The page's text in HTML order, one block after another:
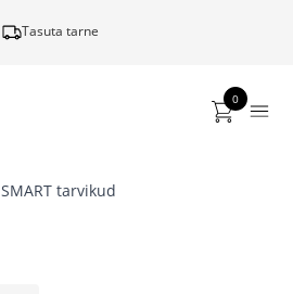
Tasuta tarne
0
SMART tarvikud